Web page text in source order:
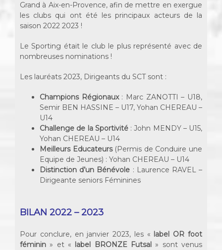
Grand à Aix-en-Provence, afin de mettre en exergue
les clubs qui ont été les principaux acteurs de la
saison 2022 2023 !
Le Sporting était le club le plus représenté avec de
nombreuses nominations !
Les lauréats 2023, Dirigeants du SCT sont :
Champions Régionaux: Marc ZANOTTI – U18,
Semir BEN HASSINE – U17, Yohan CHEREAU –
U14
Challenge de la Sportivité: John MENDY – U15,
Yohan CHEREAU – U14
Meilleurs Educateurs(Permis de Conduire une
Equipe de Jeunes) : Yohan CHEREAU – U14
Distinction d’un Bénévole : Laurence RAVEL –
Dirigeante seniors Féminines
BILAN 2022 – 2023
Pour conclure, en janvier 2023, les « label OR foot
féminin » et « label BRONZE Futsal » sont venus